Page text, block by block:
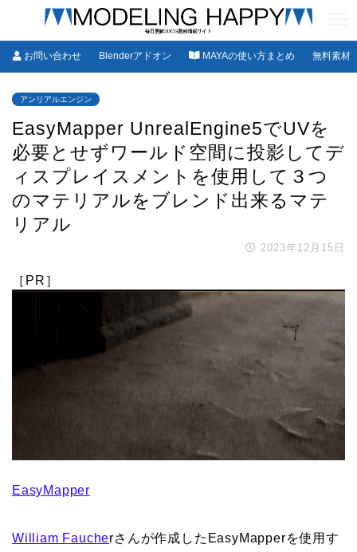
お問い合わせ Blenderアドオン MAYAの使い方まとめ 無料素材
アンリアルエンジン
EasyMapper UnrealEngine5でUVを
必要とせずワールド空間に投影してデ
ィスプレイスメントを使用して３つ
のマテリアルをブレンド出来るマテ
リアル
2023年12月15日
［PR］
EasyMapper
William Faucherさんが作成したEasyMapperを使用す